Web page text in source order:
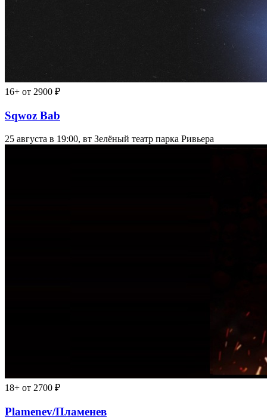
16+ от 2900 ₽
Sqwoz Bab
25 августа в 19:00, вт Зелёный театр парка Ривьера
18+ от 2700 ₽
Plamenev/Пламенев